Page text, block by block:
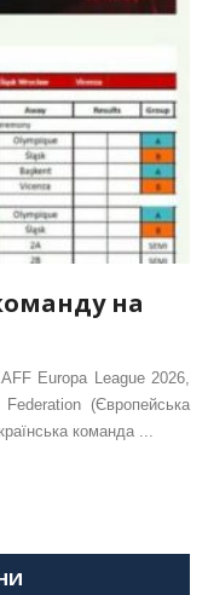
на
Europa League 2026,
(Європейська
команда ...